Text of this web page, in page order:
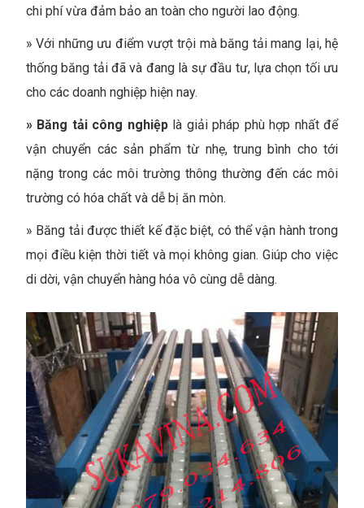
chi phí vừa đảm bảo an toàn cho người lao động.
»Với những ưu điểm vượt trội mà băng tải mang lại, hệ
thống băng tải đã và đang là sự đầu tư, lựa chọn tối ưu
cho các doanh nghiệp hiện nay.
» Băng tải công nghiệplà giải pháp phù hợp nhất để
vận chuyển các sản phẩm từ nhẹ, trung bình cho tới
nặng trong các môi trường thông thường đến các môi
trường có hóa chất và dễ bị ăn mòn.
» Băng tải được thiết kế đặc biệt, có thể vận hành trong
mọi điều kiện thời tiết và mọi không gian. Giúp cho việc
di dời, vận chuyển hàng hóa vô cùng dễ dàng.